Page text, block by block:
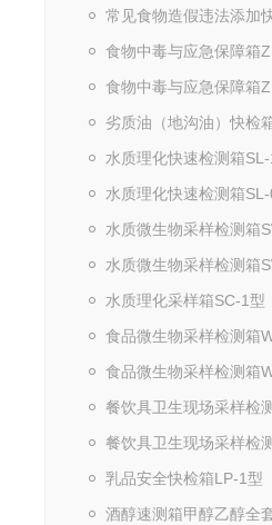
食物中毒与应急保障箱
食物中毒与应急保障箱
水质理化快速检测箱
水质理化快速检测箱
水质微生物采样检测箱
水质微生物采样检测箱
水质理化采样箱SC-1型
食品微生物采样检测箱
食品微生物采样检测箱
乳品安全快检箱LP-1型
酒醇速测箱甲醇乙醇全